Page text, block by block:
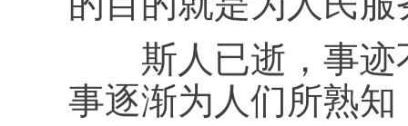
斯人已逝，事迹
事逐渐为人们所熟